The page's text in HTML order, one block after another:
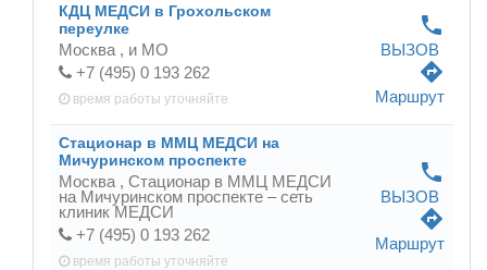
КДЦ МЕДСИ в Грохольском
переулке
Москва , и МО
+7 (495) 0 193 262
время работы уточняйте
phone
ВЫЗОВ
directions
Маршрут
Стационар в ММЦ МЕДСИ на
Мичуринском проспекте
Москва , Стационар в ММЦ МЕДСИ
на Мичуринском проспекте – сеть
клиник МЕДСИ
+7 (495) 0 193 262
время работы уточняйте
phone
ВЫЗОВ
directions
Маршрут